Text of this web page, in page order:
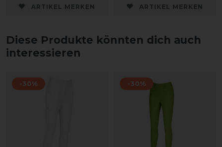
ARTIKEL MERKEN ARTIKEL MERKEN
Diese Produkte könnten dich auch
interessieren
-30% -30%